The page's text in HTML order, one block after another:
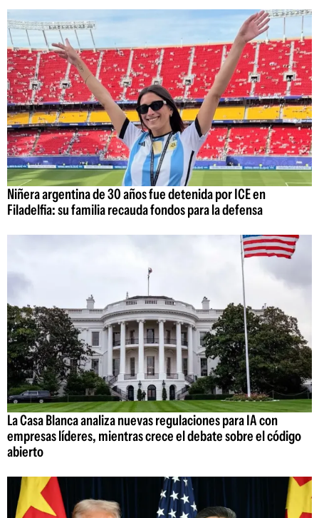
Niñera argentina de 30 años fue detenida por ICE en
Filadelfia: su familia recauda fondos para la defensa
La Casa Blanca analiza nuevas regulaciones para IA con
empresas líderes, mientras crece el debate sobre el código
abierto